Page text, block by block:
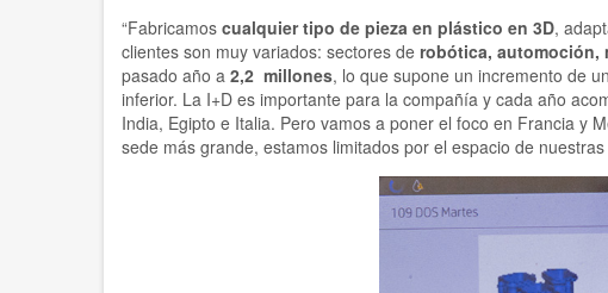
“Fabricamos cualquier tipo de pieza en plástico en 3D,
clientes son muy variados: sectores de robótica, automoción,
pasado año a 2,2 millones, lo que supone un incremento de un
inferior. La I+D es importante para la compañía y cada año
India, Egipto e Italia. Pero vamos a poner el foco en Francia y
sede más grande, estamos limitados por el espacio de